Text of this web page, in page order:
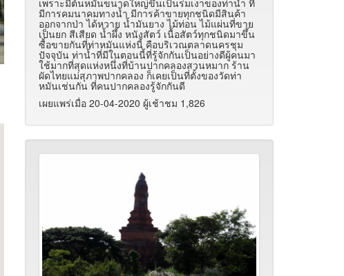
มีการคมนาคมทางน้ำ มีการค้าขายทุกชนิดมีสินค้า
ออกจากป่า ได้หวาย น้ำมันยาง ไม้ท่อน ไม้แผ่นที่ขาย
เป็นยก สีเสียด น้ำผึ้ง หนังสัตว์ เนื้อสัตว์ทุกชนิดมาขึ้น
ซื้อขายกันที่ท่าหมันแห่งนี้ คือบริเวณตลาดนครชุม
ปัจจุบัน ท่าน้ำที่มีในตอนนี้ที่รู้จักกันเป็นอย่างดีผู้คนมา
ใช้มากที่สุดแห่งหนึ่งที่บ้านปากคลองสวนหมาก ร้าน
ผัดไทยแม่สุภาพปากคลอง ก็เคยเป็นที่ตั้งของวัดท่า
หมันเช่นกัน ที่คนปากคลองรู้จักกันดี
เผยแพร่เมื่อ 20-04-2020 ผู้เช้าชม 1,826